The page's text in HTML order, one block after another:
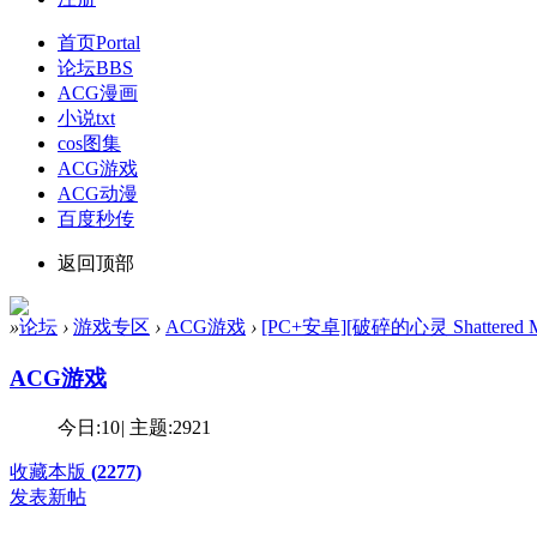
首页Portal
论坛BBS
ACG漫画
小说txt
cos图集
ACG游戏
ACG动漫
百度秒传
返回顶部
»论坛 › 游戏专区 › ACG游戏 › [PC+安卓][破碎的心灵 Shattered
ACG游戏
今日:10| 主题:2921
收藏本版 (2277)
发表新帖